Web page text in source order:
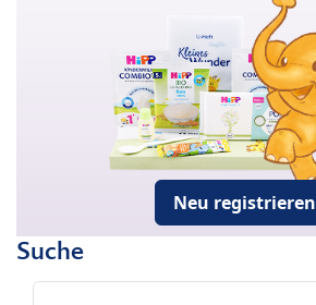
Neu registrieren
Suche